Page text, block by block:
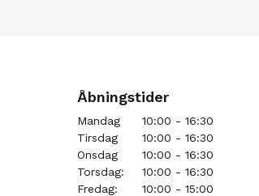
Åbningstider
Mandag
10:00 - 16:30
Tirsdag
10:00 - 16:30
Onsdag
10:00 - 16:30
Torsdag:
10:00 - 16:30
Fredag:
10:00 - 15:00